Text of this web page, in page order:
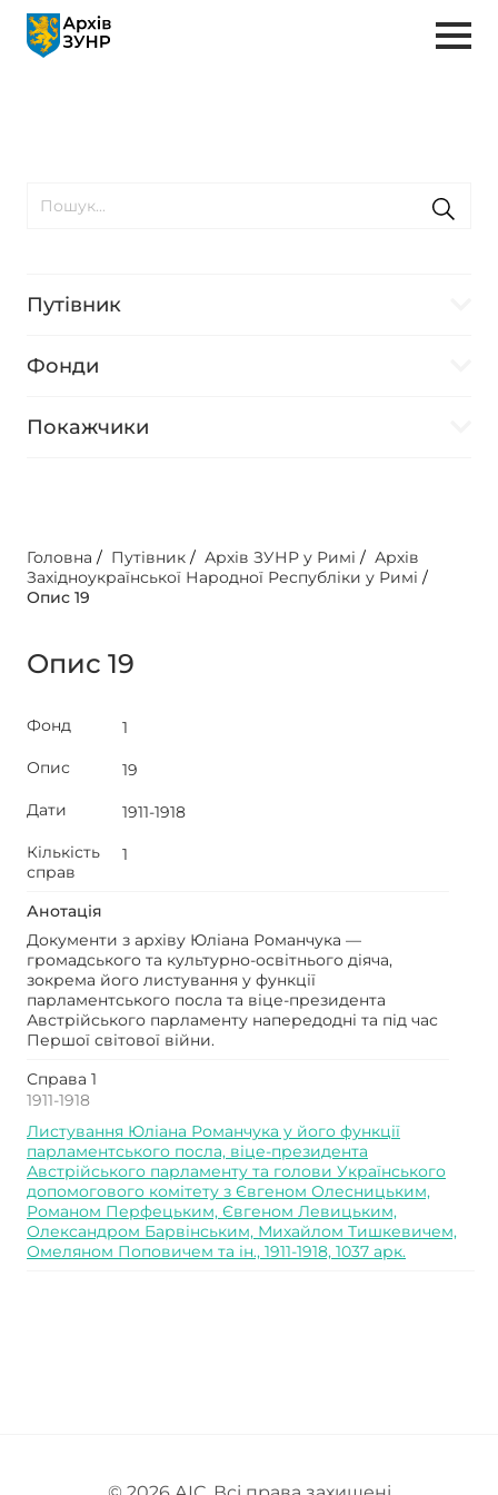
Путівник
Фонди
Покажчики
Головна / Путівник / Архів ЗУНР у Римі / Архів
Західноукраїнської Народної Республіки у Римі /
Опис 19
Опис 19
Фонд
1
Опис
19
Дати
1911-1918
Кількість
справ
1
Анотація
Документи з архіву Юліана Романчука —
громадського та культурно-освітнього діяча,
зокрема його листування у функції
парламентського посла та віце-президента
Австрійського парламенту напередодні та під час
Першої світової війни.
Справа 1
1911-1918
Листування Юліана Романчука у його функції
парламентського посла, віце-президента
Австрійського парламенту та голови Українського
допомогового комітету з Євгеном Олесницьким,
Романом Перфецьким, Євгеном Левицьким,
Олександром Барвінським, Михайлом Тишкевичем,
Омеляном Поповичем та ін., 1911-1918, 1037 арк.